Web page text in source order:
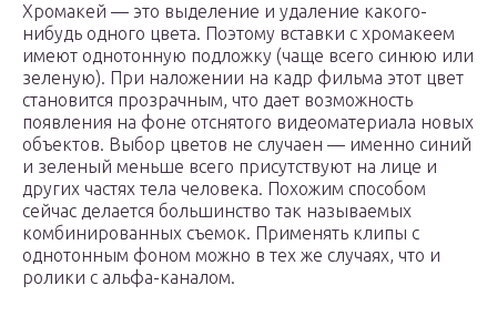
Хромакей — это выделение и удаление какого-
нибудь одного цвета. Поэтому вставки с хромакеем
имеют однотонную подложку (чаще всего синюю или
зеленую). При наложении на кадр фильма этот цвет
становится прозрачным, что дает возможность
появления на фоне отснятого видеоматериала новых
объектов. Выбор цветов не случаен — именно синий
и зеленый меньше всего присутствуют на лице и
других частях тела человека. Похожим способом
сейчас делается большинство так называемых
комбинированных съемок. Применять клипы с
однотонным фоном можно в тех же случаях, что и
ролики с альфа-каналом.